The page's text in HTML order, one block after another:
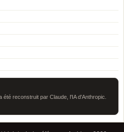
reconstruit par Claude, l'IA d'Anthropic.